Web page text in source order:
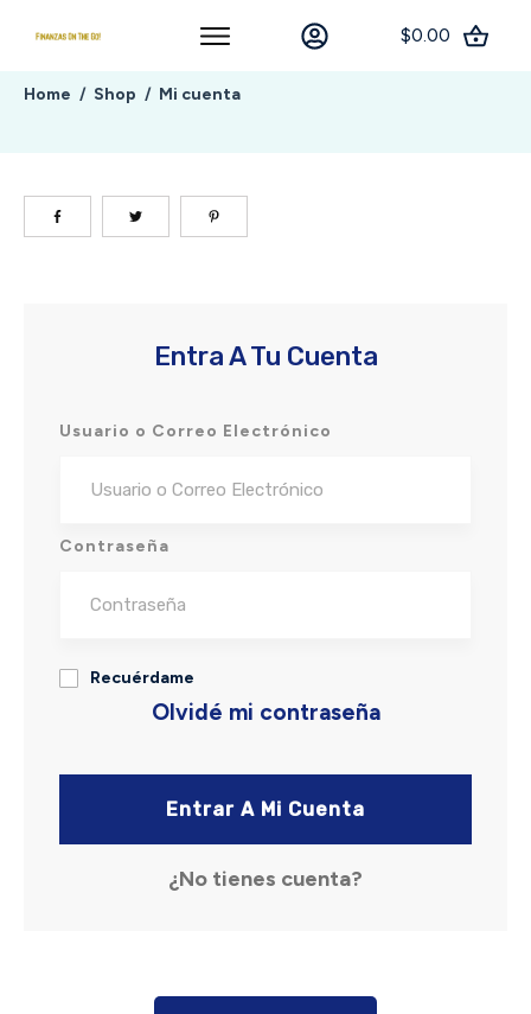
$0.00
Home / Shop / Mi cuenta
Entra A Tu Cuenta
Usuario o Correo Electrónico
Contraseña
Recuérdame
Olvidé mi contraseña
Entrar A Mi Cuenta
¿No tienes cuenta?